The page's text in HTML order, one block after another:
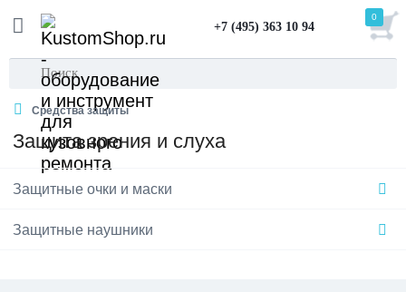
+7 (495) 363 10 94
0
Средства защиты
Защита зрения и слуха
Защитные очки и маски
Защитные наушники